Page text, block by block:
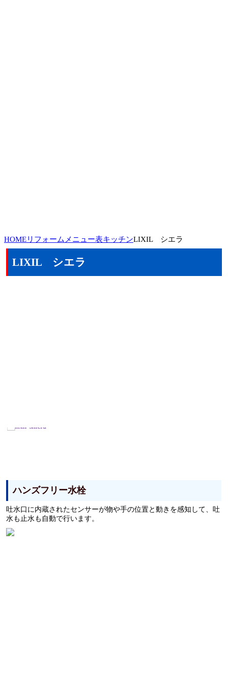
HOMEリフォームメニュー表キッチンLIXIL シエラ
LIXIL シエラ
ハンズフリー水栓
吐水口に内蔵されたセンサーが物や手の位置と動きを感知して、吐
水も止水も自動で行います。